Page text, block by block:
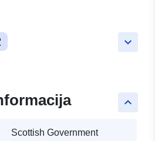
keyboard_arrow_down
keyboard_arrow_up
Scottish Government